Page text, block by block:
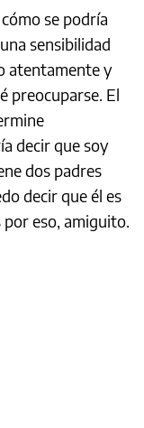
se podría
sensibilidad
atentamente y
preocuparse. El
decir que soy
dos padres
decir que él es
eso, amiguito.